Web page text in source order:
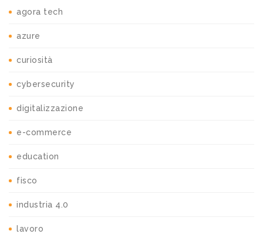
agora tech
azure
curiosità
cybersecurity
digitalizzazione
e-commerce
education
fisco
industria 4.0
lavoro